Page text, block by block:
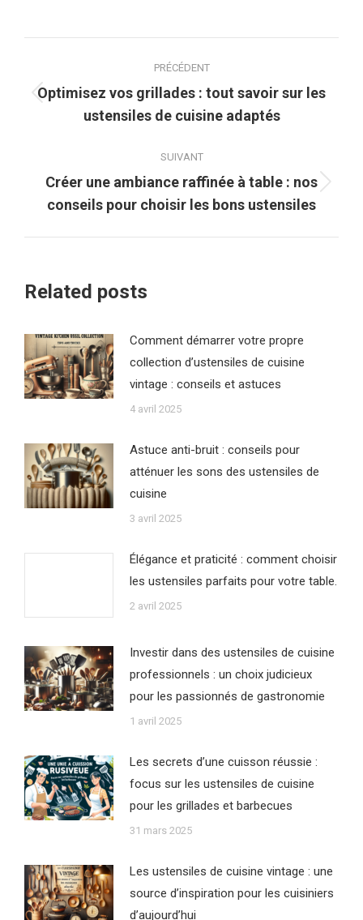
article
PRÉCÉDENT
Article
précédent
Optimisez vos grillades : tout savoir sur les
ustensiles de cuisine adaptés
SUIVANT
Article
suivant
:
Créer une ambiance raffinée à table : nos
conseils pour choisir les bons ustensiles
Related posts
Comment démarrer votre propre
collection d’ustensiles de cuisine
vintage : conseils et astuces
4 avril 2025
Astuce anti-bruit : conseils pour
atténuer les sons des ustensiles de
cuisine
3 avril 2025
Élégance et praticité : comment choisir
les ustensiles parfaits pour votre table.
2 avril 2025
Investir dans des ustensiles de cuisine
professionnels : un choix judicieux
pour les passionnés de gastronomie
1 avril 2025
Les secrets d’une cuisson réussie :
focus sur les ustensiles de cuisine
pour les grillades et barbecues
31 mars 2025
Les ustensiles de cuisine vintage : une
source d’inspiration pour les cuisiniers
d’aujourd’hui